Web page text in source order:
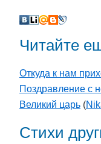
Читайте
Откуда к нам
Поздравление с
Великий царь (
Стихи